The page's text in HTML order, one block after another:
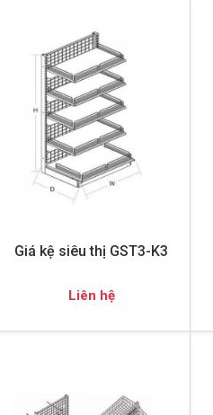
Giá kệ siêu thị GST3-K3
Liên hệ